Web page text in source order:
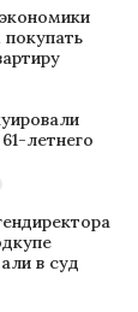
летнего
в суд